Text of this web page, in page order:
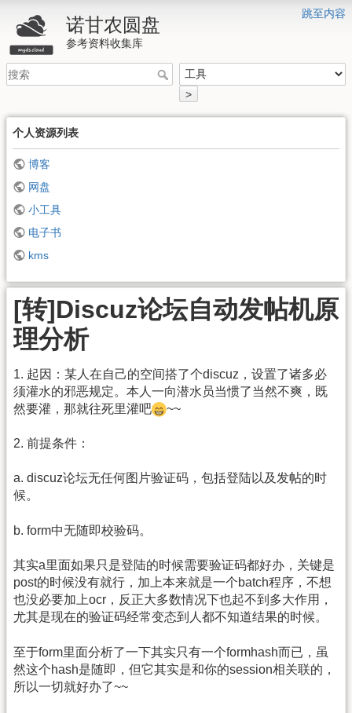
跳至内容
诺甘农圆盘
参考资料收集库
>
个人资源列表
博客
网盘
小工具
电子书
kms
[转]Discuz论坛自动发帖机原
理分析
1. 起因：某人在自己的空间搭了个discuz，设置了诸多必
须灌水的邪恶规定。本人一向潜水员当惯了当然不爽，既
然要灌，那就往死里灌吧
~~
2. 前提条件：
a. discuz论坛无任何图片验证码，包括登陆以及发帖的时
候。
b. form中无随即校验码。
其实a里面如果只是登陆的时候需要验证码都好办，关键是
post的时候没有就行，加上本来就是一个batch程序，不想
也没必要加上ocr，反正大多数情况下也起不到多大作用，
尤其是现在的验证码经常变态到人都不知道结果的时候。
至于form里面分析了一下其实只有一个formhash而已，虽
然这个hash是随即，但它其实是和你的session相关联的，
所以一切就好办了~~